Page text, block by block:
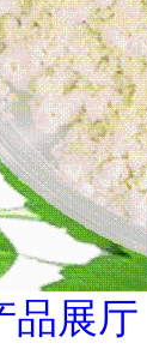
品展厅